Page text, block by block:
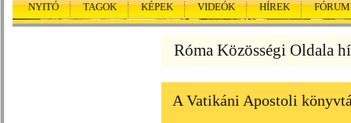
NYITÓ TAGOK KÉPEK VIDEÓK HÍREK FÓRUM
Róma Közösségi Oldala
A Vatikáni Apostoli